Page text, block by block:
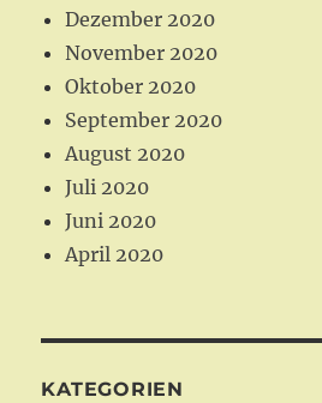
Dezember 2020
November 2020
Oktober 2020
September 2020
August 2020
Juli 2020
Juni 2020
April 2020
KATEGORIEN